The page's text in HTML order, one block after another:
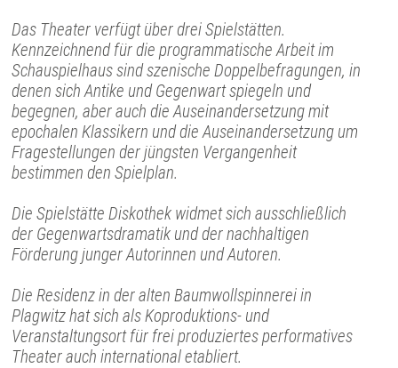
Das Theater verfügt über drei Spielstätten.
Kennzeichnend für die programmatische Arbeit im
Schauspielhaus sind szenische Doppelbefragungen, in
denen sich Antike und Gegenwart spiegeln und
begegnen, aber auch die Auseinandersetzung mit
epochalen Klassikern und die Auseinandersetzung um
Fragestellungen der jüngsten Vergangenheit
bestimmen den Spielplan.
Die Spielstätte Diskothek widmet sich ausschließlich
der Gegenwartsdramatik und der nachhaltigen
Förderung junger Autorinnen und Autoren.
Die Residenz in der alten Baumwollspinnerei in
Plagwitz hat sich als Koproduktions- und
Veranstaltungsort für frei produziertes performatives
Theater auch international etabliert.